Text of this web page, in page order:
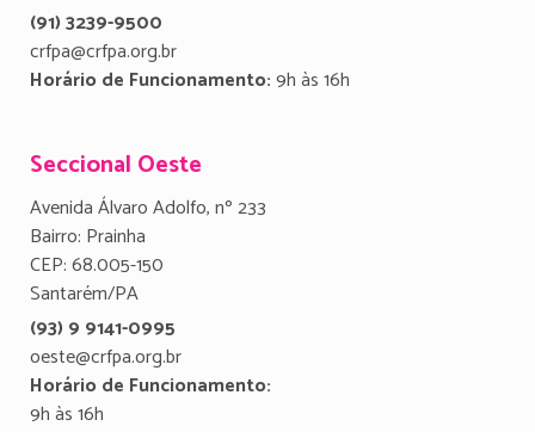
(91) 3239-9500
crfpa@crfpa.org.br
Horário de Funcionamento:9h às 16h
Seccional Oeste
Avenida Álvaro Adolfo, nº 233
Bairro: Prainha
CEP: 68.005-150
Santarém/PA
(93) 9 9141-0995
oeste@crfpa.org.br
Horário de Funcionamento:
9h às 16h